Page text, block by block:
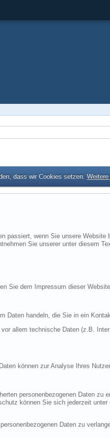
dass wir Cookies setzen.
passiert, wenn Sie unsere
Sie unserer unter diesem
Sie dem Impressum dieser
Daten handeln, die Sie in ein
allem technische Daten (z.B.
können zur Analyse Ihres
personenbezogenen Daten zu
können Sie sich jederzeit
Daten zu